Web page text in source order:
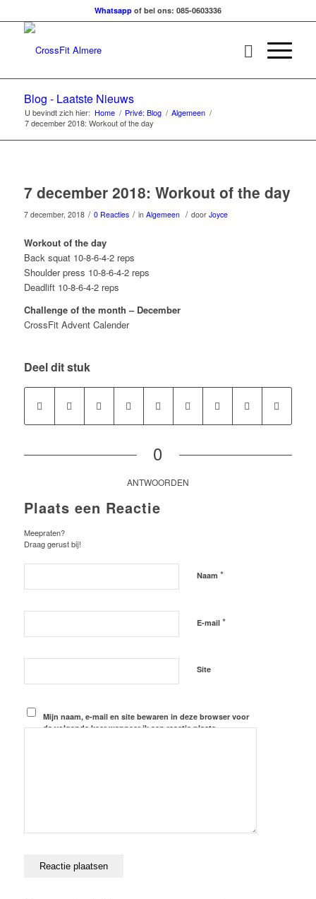
Whatsappof bel ons: 085-0603336
Blog - Laatste Nieuws
U bevindt zich hier: Home / Privé: Blog / Algemeen /
7 december 2018: Workout of the day
7 december 2018: Workout of the day
7 december, 2018 / 0 Reacties / in Algemeen / door Joyce
Workout of the day
Back squat 10-8-6-4-2 reps
Shoulder press 10-8-6-4-2 reps
Deadlift 10-8-6-4-2 reps
Challenge of the month – December
CrossFit Advent Calender
Deel dit stuk
0
ANTWOORDEN
Plaats een Reactie
Meepraten?
Draag gerust bij!
Naam *
E-mail *
Site
Mijn naam, e-mail en site bewaren in deze browser voor
de volgende keer wanneer ik een reactie plaats.